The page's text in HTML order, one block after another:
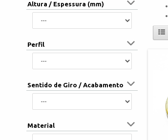
Altura / Espessura (mm)
Perfil
Sentido de Giro / Acabamento
Material